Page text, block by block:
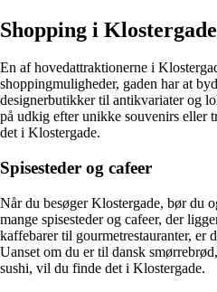
Shopping i
En af hovedattraktionerne i
shoppingmuligheder, gaden har at
designerbutikker til antikvariater og
på udkig efter unikke souvenirs eller
det i Klostergade.
Spisesteder og cafeer
Når du besøger Klostergade, bør du
mange spisesteder og cafeer, der
kaffebarer til gourmetrestauranter, er
Uanset om du er til dansk
sushi, vil du finde det i Klostergade.